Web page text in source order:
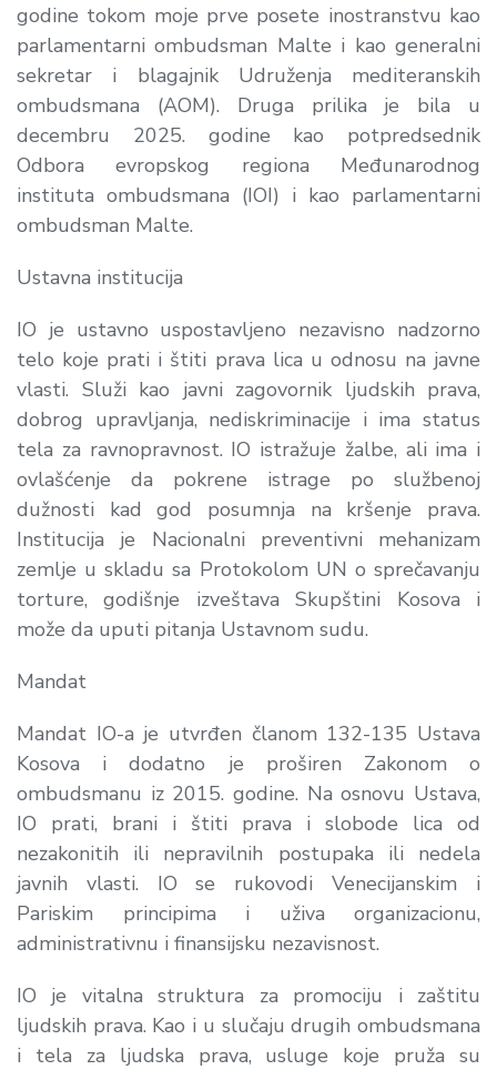
godine tokom moje prve posete inostranstvu kao
parlamentarni ombudsman Malte i kao generalni
sekretar i blagajnik Udruženja mediteranskih
ombudsmana (AOM). Druga prilika je bila u
decembru 2025. godine kao potpredsednik
Odbora evropskog regiona Međunarodnog
instituta ombudsmana (IOI) i kao parlamentarni
ombudsman Malte.
Ustavna institucija
IO je ustavno uspostavljeno nezavisno nadzorno
telo koje prati i štiti prava lica u odnosu na javne
vlasti. Služi kao javni zagovornik ljudskih prava,
dobrog upravljanja, nediskriminacije i ima status
tela za ravnopravnost. IO istražuje žalbe, ali ima i
ovlašćenje da pokrene istrage po službenoj
dužnosti kad god posumnja na kršenje prava.
Institucija je Nacionalni preventivni mehanizam
zemlje u skladu sa Protokolom UN o sprečavanju
torture, godišnje izveštava Skupštini Kosova i
može da uputi pitanja Ustavnom sudu.
Mandat
Mandat IO-a je utvrđen članom 132-135 Ustava
Kosova i dodatno je proširen Zakonom o
ombudsmanu iz 2015. godine. Na osnovu Ustava,
IO prati, brani i štiti prava i slobode lica od
nezakonitih ili nepravilnih postupaka ili nedela
javnih vlasti. IO se rukovodi Venecijanskim i
Pariskim principima i uživa organizacionu,
administrativnu i finansijsku nezavisnost.
IO je vitalna struktura za promociju i zaštitu
ljudskih prava. Kao i u slučaju drugih ombudsmana
i tela za ljudska prava, usluge koje pruža su